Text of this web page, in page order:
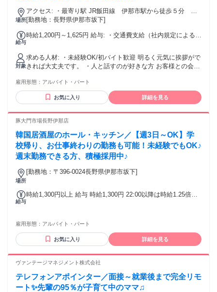
社会人デビューさん - 手取り30万円以上稼ぎたい! - ゆくゆく
は年収1,000万円を目指したい方 - 会社員じゃなく自由な働き
下のご経験をお持ちの方もお待ちしております! トラックドラ
人事業主 / 営業 / 倉庫作業 / 派遣 / などでお仕事お探しの方、
もしくは経験者。 ・フリーターの方のご応募もお待ちしてお
場所
アクセス: ・最寄り駅 JR飯田線 伊那市駅から徒歩５分 伊
那北駅から徒歩７分 無料駐車あり
[勤務地：長野県伊那市坂下]
給与
時給1,200円～1,625円 給与: ・交通費支給（社内規定による）
対象
求める人材: ・未経験OK/初バイト歓迎 明るく元気に挨拶がで
きれば大丈夫です。 ・人と話すのが好きな方 お客様との会話
ある方 料理が好き・からあげが好き・そんな方ならすぐに馴
染めます。 ・笑顔で働ける方 難しいスキルよりも、前向きな
姿勢を重視します。 ・シフトに協力できる方 学生・フリータ
雇用形態： アルバイト・パート
お気に入り 詳細を見る
豚大門市場長野伊那店
韓国居酒屋のホール・キッチン／【週3日～OK】学
校帰り、お仕事終わりの勤務も可能！未経験でもOK♪
週末勤務できる方、積極採用中♪
場所
[勤務地：〒396-0024長野県伊那市坂下]
給与
時給1,300円以上 給与 時給1,300円 22:00以降は時給1.25倍に
雇用形態： アルバイト・パート
お気に入り 詳細を見る
ヴァンテージマネジメント株式会社
テレフォンアポインター／面接～就業後まで完全リモ
ート✨先輩の95％が子育て中のママ♫